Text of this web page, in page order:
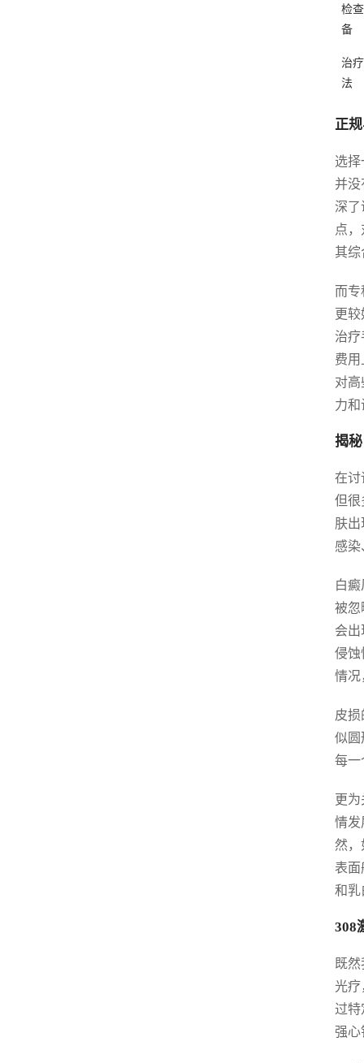
检
备
治
法
正
选
并没
深了
点
其综
而专
更
治疗
费
对
力和
揭
在讨
但很
肤
感染
白
被忽
会出
侵蚀
情况
皮
似圆
每一
更
情发
然
表面
和乳
308
既
光疗
过特
强心